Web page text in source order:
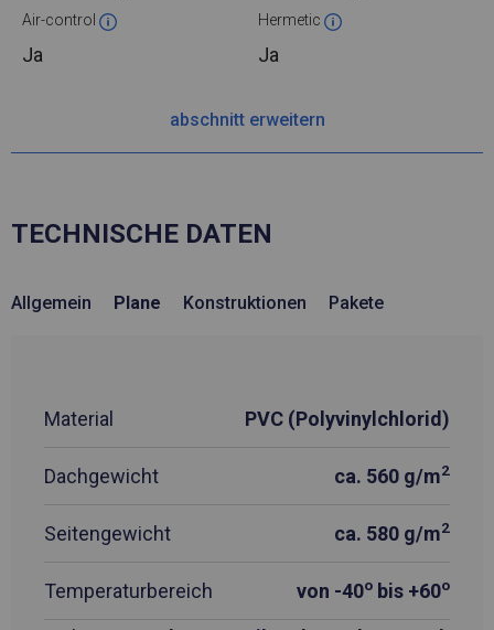
Air-control
Ja
Hermetic
Ja
abschnitt erweitern
TECHNISCHE DATEN
Allgemein Plane Konstruktionen Pakete
Material PVC (Polyvinylchlorid)
Dachgewicht ca. 560 g/m2
Seitengewicht ca. 580 g/m2
Temperaturbereich von -40o bis +60o